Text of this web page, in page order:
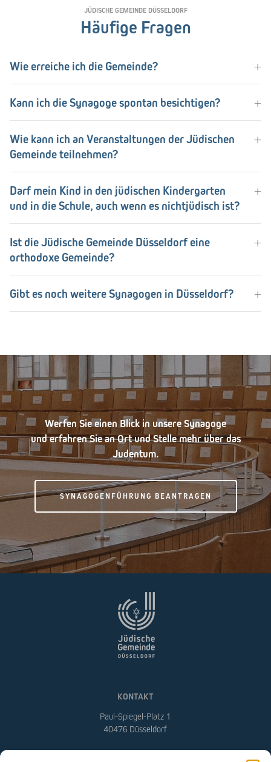
JÜDISCHE GEMEINDE DÜSSELDORF
Häufige Fragen
Wie erreiche ich die Gemeinde?
Kann ich die Synagoge spontan besichtigen?
Wie kann ich an Veranstaltungen der Jüdischen
Gemeinde teilnehmen?
Darf mein Kind in den jüdischen Kindergarten
und in die Schule, auch wenn es nichtjüdisch ist?
Ist die Jüdische Gemeinde Düsseldorf eine
orthodoxe Gemeinde?
Gibt es noch weitere Synagogen in Düsseldorf?
Werfen Sie einen Blick in unsere Synagoge
und erfahren Sie an Ort und Stelle mehr über das
Judentum.
SYNAGOGENFÜHRUNG BEANTRAGEN
KONTAKT
Paul-Spiegel-Platz 1
40476 Düsseldorf